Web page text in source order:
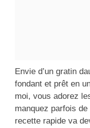
Envie d’un gratin
fondant et prêt en
moi, vous adorez
manquez parfois
recette rapide va